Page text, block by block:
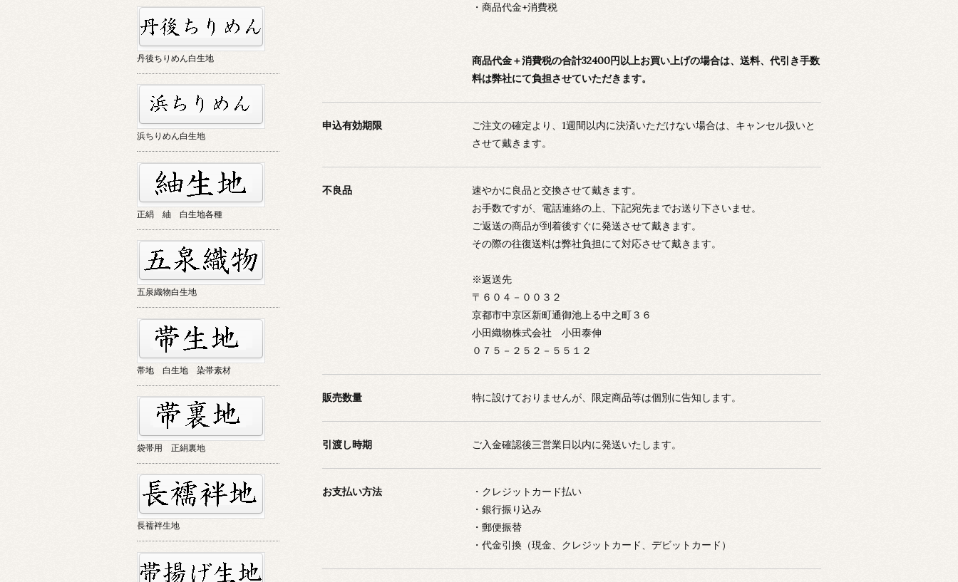
・商品代金+消費税
商品代金＋消費税の合計32400円以上お買い上げの場合は、送料、代引き手数
料は弊社にて負担させていただきます。
申込有効期限
ご注文の確定より、1週間以内に決済いただけない場合は、キャンセル扱いと
させて戴きます。
不良品
速やかに良品と交換させて戴きます。
お手数ですが、電話連絡の上、下記宛先までお送り下さいませ。
ご返送の商品が到着後すぐに発送させて戴きます。
その際の往復送料は弊社負担にて対応させて戴きます。
※返送先
〒６０４－００３２
京都市中京区新町通御池上る中之町３６
小田織物株式会社 小田泰伸
０７５－２５２－５５１２
販売数量 特に設けておりませんが、限定商品等は個別に告知します。
引渡し時期 ご入金確認後三営業日以内に発送いたします。
お支払い方法
・クレジットカード払い
・銀行振り込み
・郵便振替
・代金引換（現金、クレジットカード、デビットカード）
丹後ちりめん白生地
浜ちりめん白生地
正絹 紬 白生地各種
五泉織物白生地
帯地 白生地 染帯素材
袋帯用 正絹裏地
長襦袢生地